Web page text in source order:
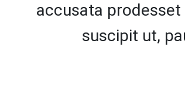
accusata
suscipit ut,